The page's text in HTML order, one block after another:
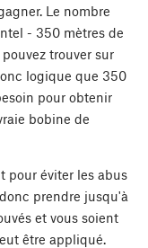
Le nombre
- 350 mètres de
trouver sur
logique que 350
pour obtenir
bobine de
pour éviter les abus
prendre jusqu'à
et vous soient
être appliqué.